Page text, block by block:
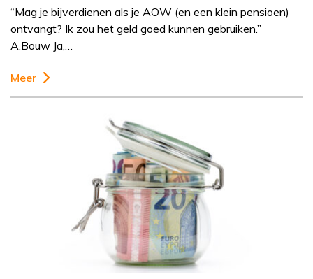
“Mag je bijverdienen als je AOW (en een klein pensioen)
ontvangt? Ik zou het geld goed kunnen gebruiken.”
A.Bouw Ja,…
Meer